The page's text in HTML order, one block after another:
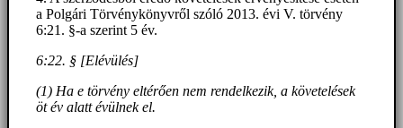
a Polgári Törvénykönyvről szóló 2013. évi V. törvény
6:21. §-a szerint 5 év.
6:22. § [Elévülés]
(1) Ha e törvény eltérően nem rendelkezik, a követelések
öt év alatt évülnek el.